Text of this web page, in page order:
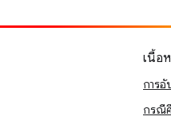
เนื้อ
การ
กรณี